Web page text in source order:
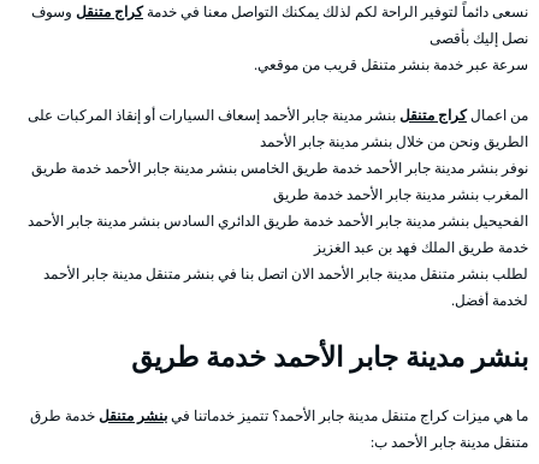
نسعى دائماً لتوفير الراحة لكم لذلك يمكنك التواصل معنا في خدمةكراج متنقل وسوف
نصل إليك بأقصى
سرعة عبر خدمة بنشر متنقل قريب من موقعي.
من اعمالكراج متنقلبنشر مدينة جابر الأحمد إسعاف السيارات أو إنقاذ المركبات على
الطريق ونحن من خلال بنشر مدينة جابر الأحمد
نوفر بنشر مدينة جابر الأحمد خدمة طريق الخامس بنشر مدينة جابر الأحمد خدمة طريق
المغرب بنشر مدينة جابر الأحمد خدمة طريق
الفحيحيل بنشر مدينة جابر الأحمد خدمة طريق الدائري السادس بنشر مدينة جابر الأحمد
خدمة طريق الملك فهد بن عبد الغزيز
لطلب بنشر متنقل مدينة جابر الأحمد الان اتصل بنا في بنشر متنقل مدينة جابر الأحمد
لخدمة أفضل.
بنشر مدينة جابر الأحمد خدمة طريق
ما هي ميزات كراج متنقل مدينة جابر الأحمد؟ تتميز خدماتنا فيبنشر متنقلخدمة طرق
متنقل مدينة جابر الأحمد ب: